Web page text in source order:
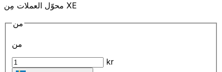
محوّل العملات مِن XE
من
من
kr